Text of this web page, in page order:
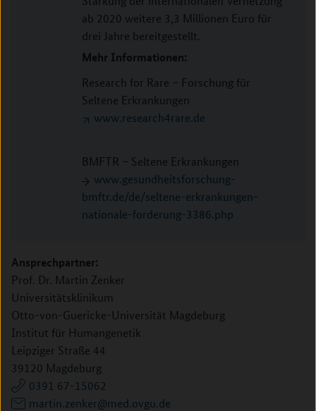
ab 2020 weitere 3,3 Millionen Euro für
drei Jahre bereitgestellt.
Mehr Informationen:
Research for Rare – Forschung für
Seltene Erkrankungen
www.research4rare.de
BMFTR – Seltene Erkrankungen
www.gesundheitsforschung-
bmftr.de/de/seltene-erkrankungen-
nationale-forderung-3386.php
Ansprechpartner:
Prof. Dr. Martin Zenker
Universitätsklinikum
Otto-von-Guericke-Universität Magdeburg
Institut für Humangenetik
Leipziger Straße 44
39120 Magdeburg
0391 67-15062
martin.zenker@med.ovgu.de